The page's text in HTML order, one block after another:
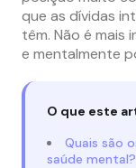
que as dívidas
têm. Não é mais
e mentalmente
O que este
Quais são
saúde mental?